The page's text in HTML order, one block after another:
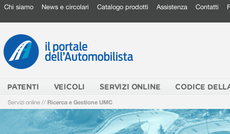
Chi siamo News e circolari Catalogo prodotti Assistenza Contatti
PATENTI VEICOLI SERVIZI ONLINE CODICE
Servizi online // Ricerca e Gestione UMC